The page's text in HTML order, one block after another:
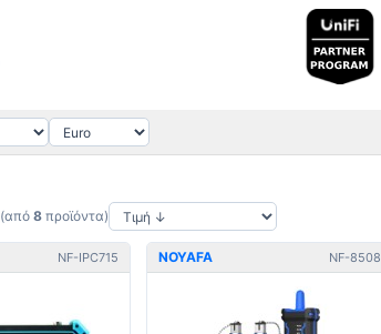
(από 8 προϊόντα)
NF-IPC715 NOYAFA NF-8508